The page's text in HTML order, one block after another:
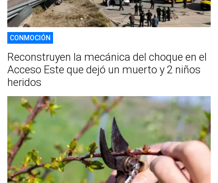
CONMOCIÓN
Reconstruyen la mecánica del choque en el
Acceso Este que dejó un muerto y 2 niños
heridos